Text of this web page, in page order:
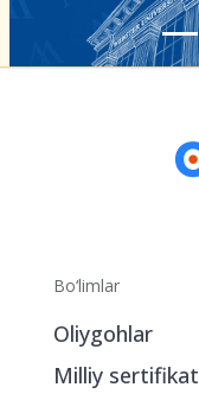
Bo‘limlar
Oliygohlar
Milliy sertifikat